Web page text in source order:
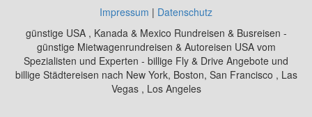
Impressum | Datenschutz
günstige USA , Kanada & Mexico Rundreisen & Busreisen -
günstige Mietwagenrundreisen & Autoreisen USA vom
Spezialisten und Experten - billige Fly & Drive Angebote und
billige Städtereisen nach New York, Boston, San Francisco , Las
Vegas , Los Angeles